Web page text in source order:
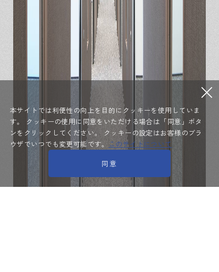
本サイトでは利便性の向上を目的にクッキーを使用していま
す。
クッキーの使用に同意をいただける場合は「同意」ボタ
ンをクリックしてください。 クッキーの設定はお客様のブラ
ウザでいつでも変更可能です。 このサイトについて
同意